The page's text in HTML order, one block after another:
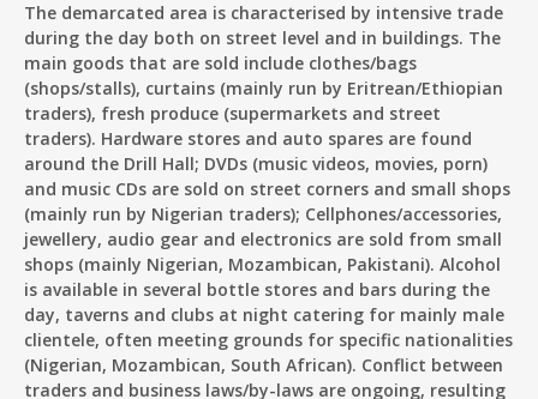
The demarcated area is characterised by intensive trade
during the day both on street level and in buildings. The
main goods that are sold include clothes/bags
(shops/stalls), curtains (mainly run by Eritrean/Ethiopian
traders), fresh produce (supermarkets and street
traders). Hardware stores and auto spares are found
around the Drill Hall; DVDs (music videos, movies, porn)
and music CDs are sold on street corners and small shops
(mainly run by Nigerian traders); Cellphones/accessories,
jewellery, audio gear and electronics are sold from small
shops (mainly Nigerian, Mozambican, Pakistani). Alcohol
is available in several bottle stores and bars during the
day, taverns and clubs at night ­catering for mainly male
clientele, often meeting grounds for specific nationalities
(Nigerian, Mozambican, South African). Conflict between
traders and business laws/by-laws are ongoing, resulting